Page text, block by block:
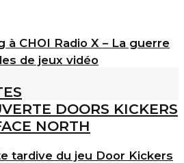
à CHOI Radio X – La guerre
de jeux vidéo
tardive du jeu Door Kickers